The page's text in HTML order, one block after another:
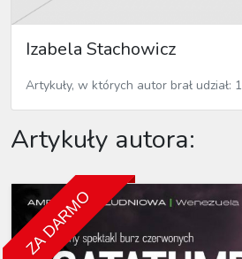
Izabela Stachowicz
Artykuły, w których autor brał udział: 1
Artykuły autora:
ZA DARMO